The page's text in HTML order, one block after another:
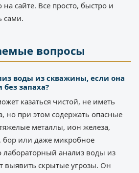
сайте. Все просто, быстро и
сами.
вопросы
воды из скважины, если она
запаха?
казаться чистой, не иметь
но при этом содержать опасные
металлы, ион железа,
бор или даже микробное
лабораторный анализ воды из
выявить скрытые угрозы. Он